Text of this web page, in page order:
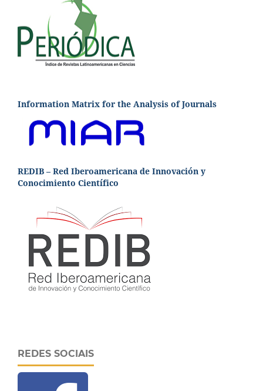
Information Matrix for the Analysis of Journals
REDIB – Red Iberoamericana de Innovación y
Conocimiento Científico
REDES SOCIAIS